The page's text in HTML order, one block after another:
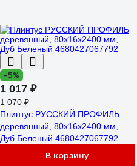
-5%
1 017 ₽
1 070 ₽
Плинтус РУССКИЙ ПРОФИЛЬ
деревянный, 80х16х2400 мм,
Дуб Беленый 4680427067792
В корзину